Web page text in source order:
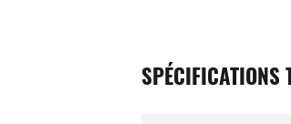
SPÉCIFICATIONS